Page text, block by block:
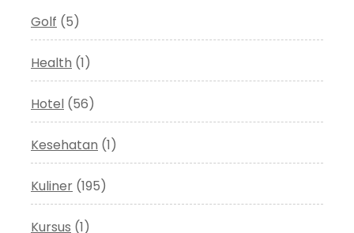
Golf (5)
Health (1)
Hotel (56)
Kesehatan (1)
Kuliner (195)
Kursus (1)